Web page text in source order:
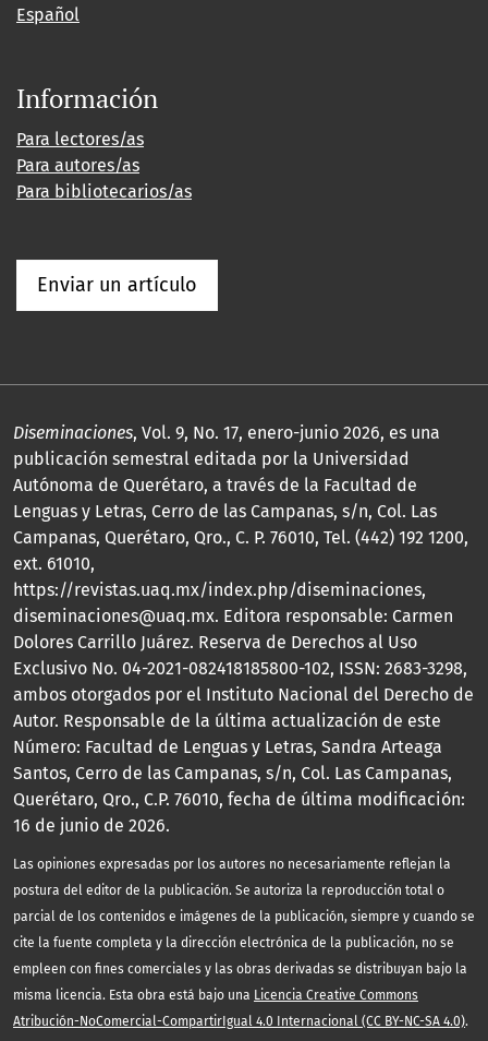
Español
Información
Para lectores/as
Para autores/as
Para bibliotecarios/as
Enviar un artículo
Diseminaciones, Vol. 9, No. 17, enero-junio 2026, es una
publicación semestral editada por la Universidad
Autónoma de Querétaro, a través de la Facultad de
Lenguas y Letras, Cerro de las Campanas, s/n, Col. Las
Campanas, Querétaro, Qro., C. P. 76010, Tel. (442) 192 1200,
ext. 61010,
https://revistas.uaq.mx/index.php/diseminaciones,
diseminaciones@uaq.mx. Editora responsable: Carmen
Dolores Carrillo Juárez. Reserva de Derechos al Uso
Exclusivo No. 04-2021-082418185800-102, ISSN: 2683-3298,
ambos otorgados por el Instituto Nacional del Derecho de
Autor. Responsable de la última actualización de este
Número: Facultad de Lenguas y Letras, Sandra Arteaga
Santos, Cerro de las Campanas, s/n, Col. Las Campanas,
Querétaro, Qro., C.P. 76010, fecha de última modificación:
16 de junio de 2026.
Las opiniones expresadas por los autores no necesariamente reflejan la
postura del editor de la publicación. Se autoriza la reproducción total o
parcial de los contenidos e imágenes de la publicación, siempre y cuando se
cite la fuente completa y la dirección electrónica de la publicación, no se
empleen con fines comerciales y las obras derivadas se distribuyan bajo la
misma licencia. Esta obra está bajo una Licencia Creative Commons
Atribución-NoComercial-CompartirIgual 4.0 Internacional (CC BY-NC-SA 4.0).